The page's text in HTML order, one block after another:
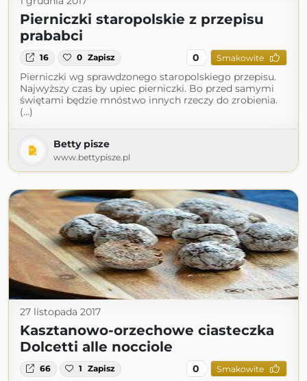
Pierniczki staropolskie z przepisu
prababci
16 0 Zapisz 0 Smakowite
Pierniczki wg sprawdzonego staropolskiego przepisu.
Najwyższy czas by upiec pierniczki. Bo przed samymi
świętami będzie mnóstwo innych rzeczy do zrobienia.
(...)
Betty pisze
www.bettypisze.pl
27 listopada 2017
Kasztanowo-orzechowe ciasteczka
Dolcetti alle nocciole
66 1 Zapisz 0 Smakowite